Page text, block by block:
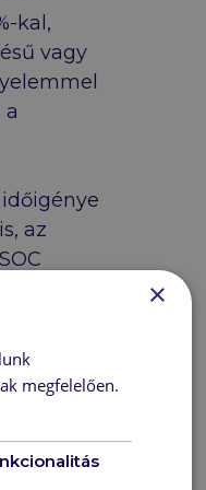
kal,
vagy
a
az
a
×
megfelelően.